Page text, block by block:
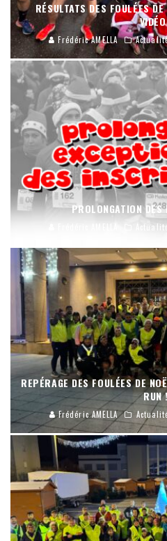
RÉSULTATS DES FOULÉES
Frédéric AMELLA
PROLONGATION
REPÉRAGE DES FOULÉES DE
RUN
Frédéric AMELLA